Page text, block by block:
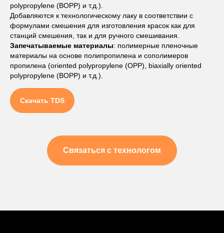
polypropylene (BOPP) и т.д.).
Добавляются к технологическому лаку в соответствии с
формулами смешения для изготовления красок как для
станций смешения, так и для ручного смешивания.
Запечатываемые материалы: полимерные пленочные
материалы на основе полипропилена и сополимеров
пропилена (oriented polypropylene (OPP), biaxially oriented
polypropylene (BOPP) и т.д.).
Скачать TDS
Связаться с технологом